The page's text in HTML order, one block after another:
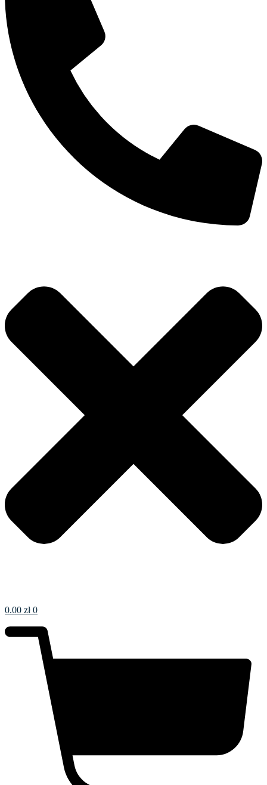
0.00 zł 0